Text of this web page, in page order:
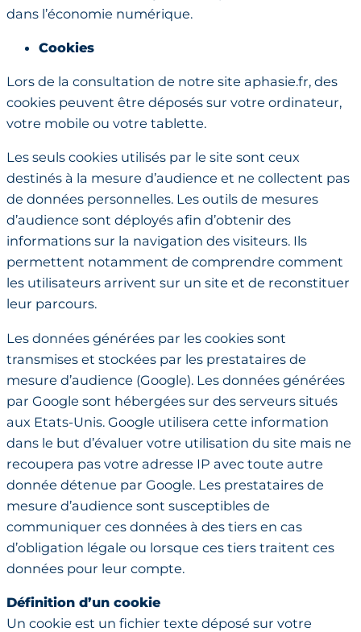
dans l’économie numérique.
Cookies
Lors de la consultation de notre site aphasie.fr, des
cookies peuvent être déposés sur votre ordinateur,
votre mobile ou votre tablette.
Les seuls cookies utilisés par le site sont ceux
destinés à la mesure d’audience et ne collectent pas
de données personnelles. Les outils de mesures
d’audience sont déployés afin d’obtenir des
informations sur la navigation des visiteurs. Ils
permettent notamment de comprendre comment
les utilisateurs arrivent sur un site et de reconstituer
leur parcours.
Les données générées par les cookies sont
transmises et stockées par les prestataires de
mesure d’audience (Google). Les données générées
par Google sont hébergées sur des serveurs situés
aux Etats-Unis. Google utilisera cette information
dans le but d’évaluer votre utilisation du site mais ne
recoupera pas votre adresse IP avec toute autre
donnée détenue par Google. Les prestataires de
mesure d’audience sont susceptibles de
communiquer ces données à des tiers en cas
d’obligation légale ou lorsque ces tiers traitent ces
données pour leur compte.
Définition d’un cookie
Un cookie est un fichier texte déposé sur votre